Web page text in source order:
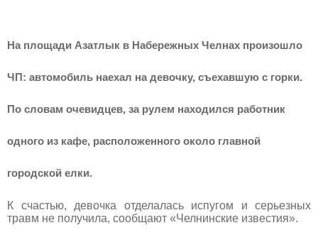
На площади Азатлык в Набережных Челнах произошло
ЧП: автомобиль наехал на девочку, съехавшую с горки.
По словам очевидцев, за рулем находился работник
одного из кафе, расположенного около главной
городской елки.
К счастью, девочка отделалась испугом и серьезных
травм не получила, сообщают «Челнинские известия».